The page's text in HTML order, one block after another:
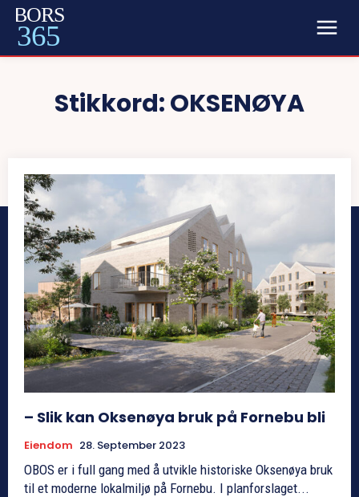
BORS
365
Stikkord:OKSENØYA
– Slik kan Oksenøya bruk på Fornebu bli
Eiendom 28. September 2023
OBOS er i full gang med å utvikle historiske Oksenøya bruk
til et moderne lokalmiljø på Fornebu. I planforslaget...